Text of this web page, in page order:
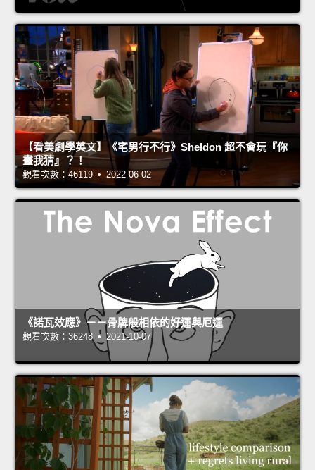
【看美劇學英文】《宅男行不行》Sheldon 超不會玩『你
畫我猜』？！
觀看次數：46119 • 2022-06-02
《諾瓦效應》－－骨牌般相依的好運與厄運
觀看次數：36248 • 2021-10-07